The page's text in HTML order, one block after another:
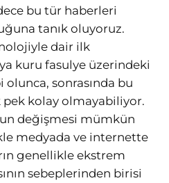
bu tür haberleri
tanık oluyoruz.
dair ilk
kuru fasulye üzerindeki
sonrasında bu
kolay olmayabiliyor.
değişmesi mümkün
medyada ve internette
genellikle ekstrem
sebeplerinden birisi